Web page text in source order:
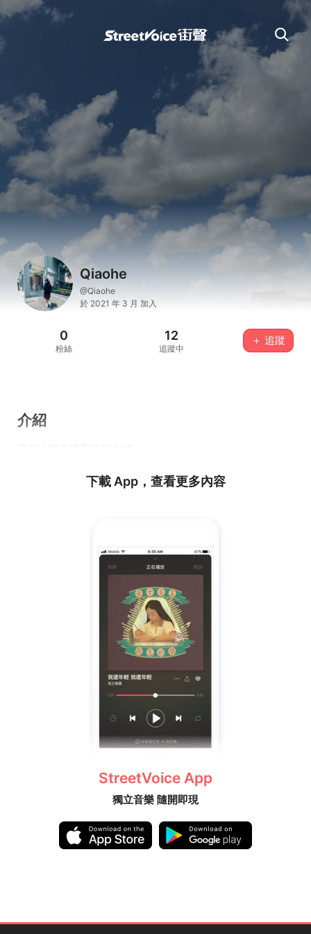
Qiaohe
@Qiaohe
於 2021 年 3 月 加入
0
粉絲
12
追蹤中
＋ 追蹤
介紹
下載 App，查看更多內容
StreetVoice App
獨立音樂 隨開即現